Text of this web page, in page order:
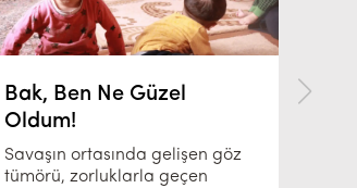
Bak, Ben Ne Güzel
Oldum!
Savaşın ortasında gelişen göz
tümörü, zorluklarla geçen